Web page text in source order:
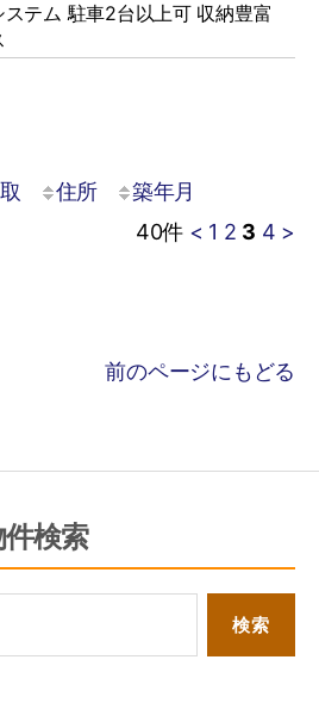
ステム 駐車2台以上可 収納豊富
住所
築年月
40件 < 1 2 3 4 >
前のページにもどる
件検索